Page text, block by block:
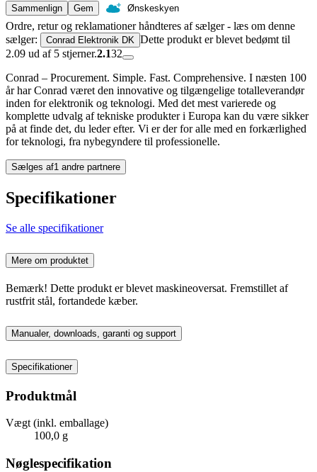
Sammenlign
Gem Ønskeskyen
Ordre, retur og reklamationer håndteres af sælger - læs om denne
sælger:
Conrad Elektronik DK Dette produkt er blevet bedømt til
2.09 ud af 5 stjerner.2.132
Conrad – Procurement. Simple. Fast. Comprehensive. I næsten 100
år har Conrad været den innovative og tilgængelige totalleverandør
inden for elektronik og teknologi. Med det mest varierede og
komplette udvalg af tekniske produkter i Europa kan du være sikker
på at finde det, du leder efter. Vi er der for alle med en forkærlighed
for teknologi, fra nybegyndere til professionelle.
Sælges af1 andre partnere
Specifikationer
Se alle specifikationer
Mere om produktet
Bemærk! Dette produkt er blevet maskineoversat. Fremstillet af
rustfrit stål, fortandede kæber.
Manualer, downloads, garanti og support
Specifikationer
Produktmål
Vægt (inkl. emballage)
100,0 g
Nøglespecifikation